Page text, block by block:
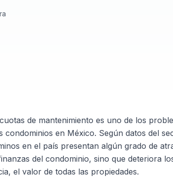
de mantenimiento es uno de los
en México. Según datos del
en el país presentan algún grado de
del condominio, sino que deteriora
el valor de todas las propiedades.